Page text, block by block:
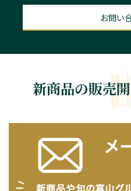
お問い
新商品の販売